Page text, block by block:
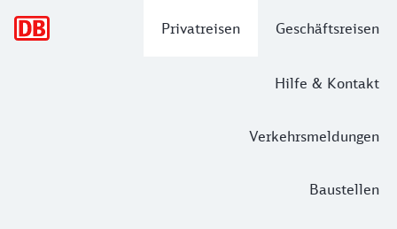
Privatreisen Geschäftsreisen
Hilfe & Kontakt
Verkehrsmeldungen
Baustellen